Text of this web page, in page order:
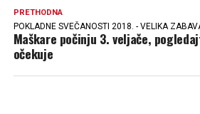
PRETHODNA
POKLADNE SVEČANOSTI 2018. - VELIKA
Maškare počinju 3. veljače,
očekuje